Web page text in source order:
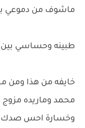
ماشوف من دموعي
طبينه وحساسي بين
خايفه من هذا ومن
محمد وماريده مزوج
وخسارة احس صدك